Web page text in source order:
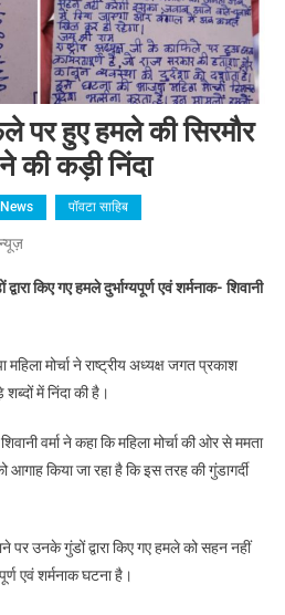
पर हुए हमले की सिरमौर
ने की कड़ी निंदा
पॉवटा साहिब
किए गए हमले दुर्भाग्यपूर्ण एवं शर्मनाक- शिवानी
महिला मोर्चा ने राष्ट्रीय अध्यक्ष जगत प्रकाश
में निंदा की है।
वर्मा ने कहा कि महिला मोर्चा की ओर से ममता
किया जा रहा है कि इस तरह की गुंडागर्दी
पर उनके गुंडों द्वारा किए गए हमले को सहन नहीं
एवं शर्मनाक घटना है।